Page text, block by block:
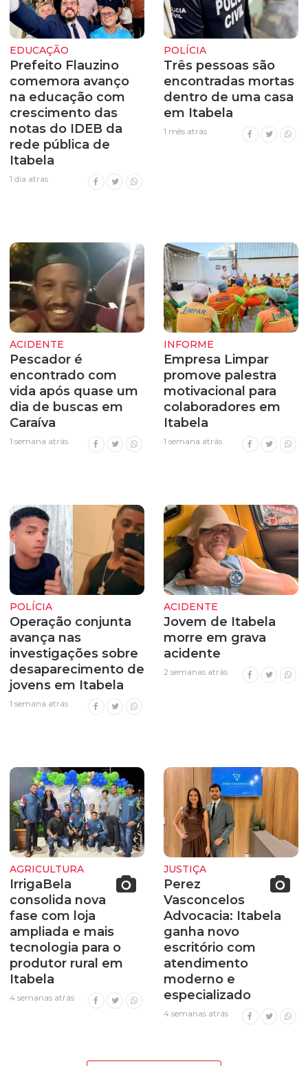
EDUCAÇÃO
Prefeito Flauzino
comemora avanço
na educação com
crescimento das
notas do IDEB da
rede pública de
Itabela
1 dia atras
POLÍCIA
Três pessoas são
encontradas mortas
dentro de uma casa
em Itabela
1 mês atrás
ACIDENTE
Pescador é
encontrado com
vida após quase um
dia de buscas em
Caraíva
1 semana atrás
INFORME
Empresa Limpar
promove palestra
motivacional para
colaboradores em
Itabela
1 semana atrás
POLÍCIA
Operação conjunta
avança nas
investigações sobre
desaparecimento de
jovens em Itabela
1 semana atrás
ACIDENTE
Jovem de Itabela
morre em grava
acidente
2 semanas atrás
AGRICULTURA
IrrigaBela
consolida nova
fase com loja
ampliada e mais
tecnologia para o
produtor rural em
Itabela
4 semanas atrás
JUSTIÇA
Perez
Vasconcelos
Advocacia: Itabela
ganha novo
escritório com
atendimento
moderno e
especializado
4 semanas atrás